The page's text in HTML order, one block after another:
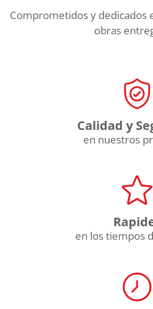
Comprometidos y dedicados
obras
Calidad y
en nuestros
en los tiempos